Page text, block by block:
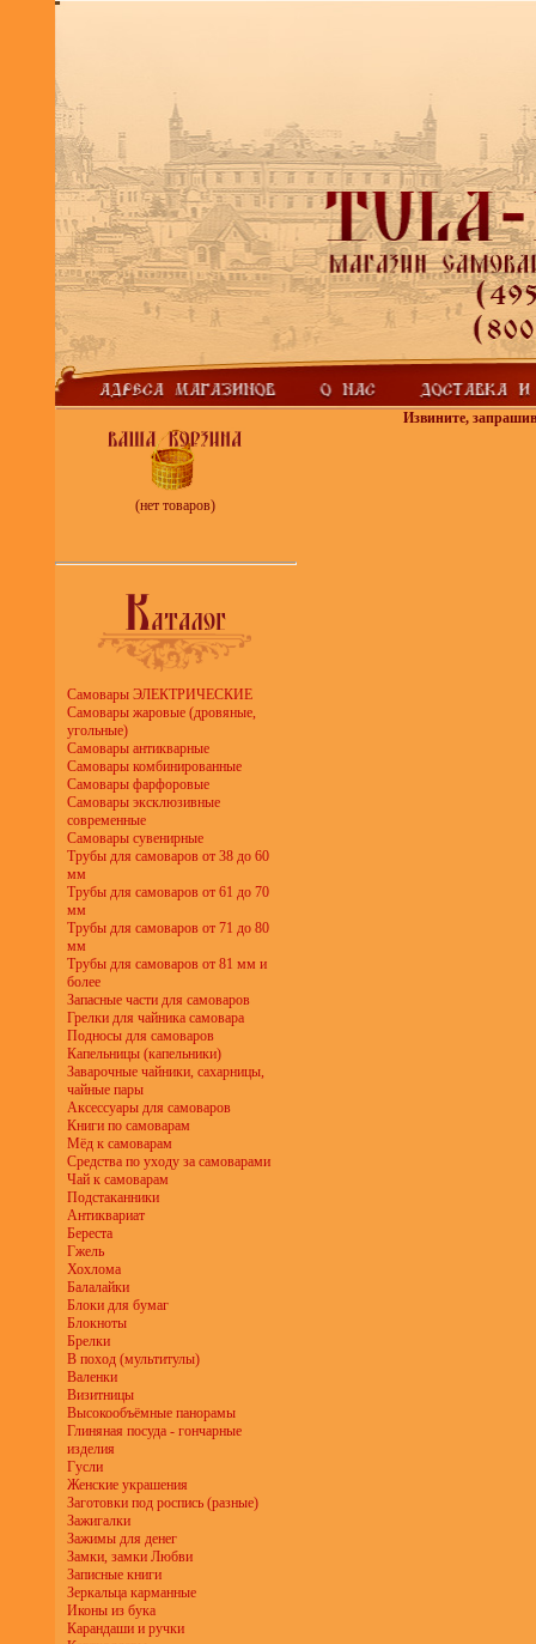
(нет товаров)
Самовары ЭЛЕКТРИЧЕСКИЕ
Самовары жаровые (дровяные,
угольные)
Самовары антикварные
Самовары комбинированные
Самовары фарфоровые
Самовары эксклюзивные
современные
Самовары сувенирные
Трубы для самоваров от 38 до 60
мм
Трубы для самоваров от 61 до 70
мм
Трубы для самоваров от 71 до 80
мм
Трубы для самоваров от 81 мм и
более
Запасные части для самоваров
Грелки для чайника самовара
Подносы для самоваров
Капельницы (капельники)
Заварочные чайники, сахарницы,
чайные пары
Аксессуары для самоваров
Книги по самоварам
Мёд к самоварам
Средства по уходу за самоварами
Чай к самоварам
Подстаканники
Антиквариат
Береста
Гжель
Хохлома
Балалайки
Блоки для бумаг
Блокноты
Брелки
В поход (мультитулы)
Валенки
Визитницы
Высокообъёмные панорамы
Глиняная посуда - гончарные
изделия
Гусли
Женские украшения
Заготовки под роспись (разные)
Зажигалки
Зажимы для денег
Замки, замки Любви
Записные книги
Зеркальца карманные
Иконы из бука
Карандаши и ручки
Извините,